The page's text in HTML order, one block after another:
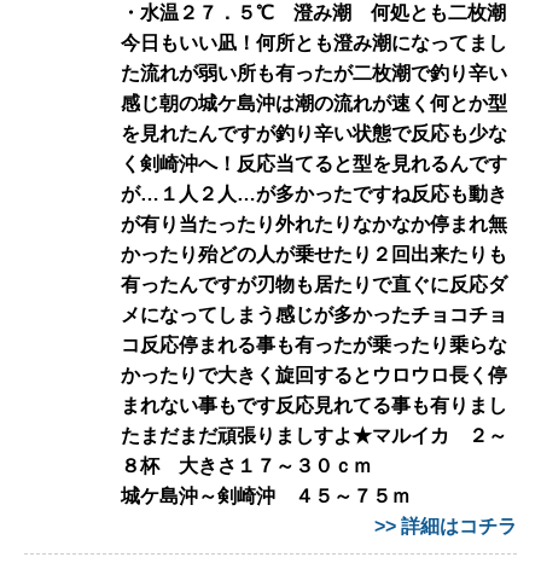
・水温２７．５℃ 澄み潮 何処とも二枚潮
今日もいい凪！何所とも澄み潮になってまし
た流れが弱い所も有ったが二枚潮で釣り辛い
感じ朝の城ケ島沖は潮の流れが速く何とか型
を見れたんですが釣り辛い状態で反応も少な
く剣崎沖へ！反応当てると型を見れるんです
が…１人２人…が多かったですね反応も動き
が有り当たったり外れたりなかなか停まれ無
かったり殆どの人が乗せたり２回出来たりも
有ったんですが刃物も居たりで直ぐに反応ダ
メになってしまう感じが多かったチョコチョ
コ反応停まれる事も有ったが乗ったり乗らな
かったりで大きく旋回するとウロウロ長く停
まれない事もです反応見れてる事も有りまし
たまだまだ頑張りましすよ★マルイカ ２～
８杯 大きさ１７～３０ｃｍ
城ケ島沖～剣崎沖 ４５～７５ｍ
>> 詳細はコチラ